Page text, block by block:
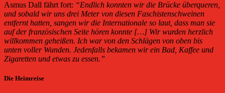
Asmus Dall fährt fort: “Endlich konnten wir die Brücke überqueren,
und sobald wir uns drei Meter von diesen Faschistenschweinen
entfernt hatten, sangen wir die Internationale so laut, dass man sie
auf der französischen Seite hören konnte […] Wir wurden herzlich
willkommen geheißen. Ich war von den Schlägen von oben bis
unten voller Wunden. Jedenfalls bekamen wir ein Bad, Kaffee und
Zigaretten und etwas zu essen.”
Die Heimreise